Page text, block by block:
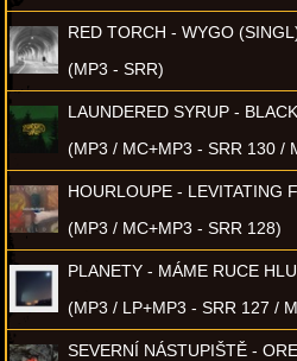
RED TORCH - WYGO
(MP3 - SRR)
LAUNDERED SYRUP -
(MP3 / MC+MP3 - SRR 130 /
HOURLOUPE - LEVITATING
(MP3 / MC+MP3 - SRR 128)
PLANETY - MÁME RUCE
(MP3 / LP+MP3 - SRR 127 /
SEVERNÍ NÁSTUPIŠTĚ -